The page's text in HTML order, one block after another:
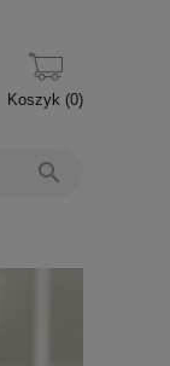
Koszyk (0)